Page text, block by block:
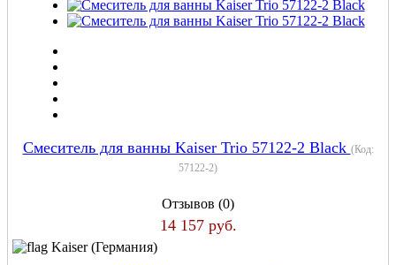
Смеситель для ванны Kaiser Trio 57122-2 Black (Код:
57122-2)
Отзывов (0)
14 157 руб.
Kaiser (Германия)